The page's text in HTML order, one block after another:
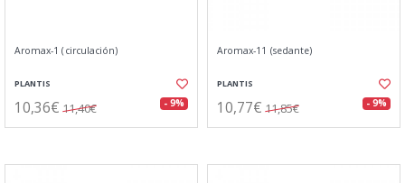
Aromax-1 (circulación)
PLANTIS
10,36€ 11,40€ - 9%
Aromax-11 (sedante)
PLANTIS
10,77€ 11,85€ - 9%